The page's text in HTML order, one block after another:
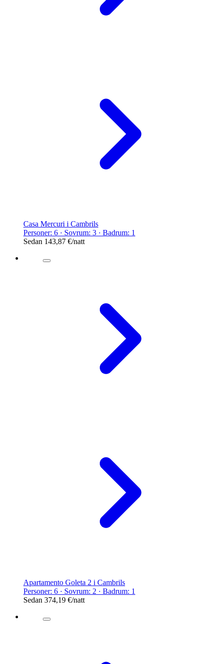
Casa Mercuri i Cambrils
Personer: 6 · Sovrum: 3 · Badrum: 1
Sedan 143,87 €/natt
Apartamento Goleta 2 i Cambrils
Personer: 6 · Sovrum: 2 · Badrum: 1
Sedan 374,19 €/natt